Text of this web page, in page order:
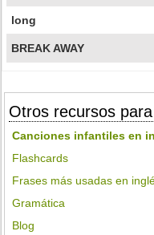
long
BREAK AWAY
Otros recursos
Canciones infantiles en
Flashcards
Frases más usadas en
Gramática
Blog